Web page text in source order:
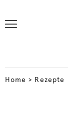
Home > Rezepte